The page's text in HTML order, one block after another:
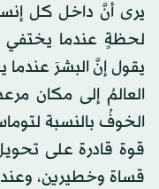
يرى أنَّ داخل كل
لحظةٍ عندما يختفي
يقول إنَّ البشرَ عندما
العالمُ إلى مكان
الخوفُ بالنسبة
قوة قادرة على
قساة وخطيرين،